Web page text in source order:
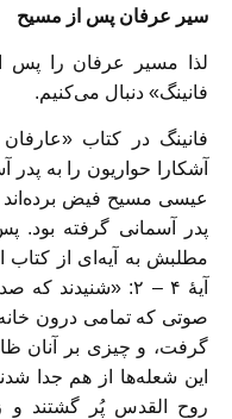
سیر عرفان پس از مسیح
لذا مسیر عرفان را پس
فانینگ» دنبال می‌کنیم.
فانینگ در کتاب
آشکارا حواریون را به
عیسی مسیح فیض برده‌اند
پدر آسمانی گرفته بود.
آیۀ ۴ – ۲:
صوتی که تمامی درون
گرفت، و چیزی بر آنان
این شعله‌ها از هم جدا
روح القدس پُر گشتند و